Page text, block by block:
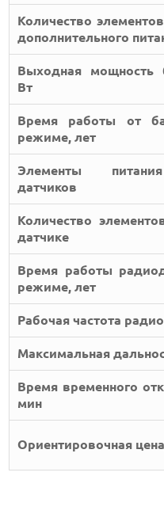
Количество
дополнительного
Выходная мощность
Вт
Время работы от
режиме, лет
Элементы
датчиков
Количество
датчике
Время работы
режиме, лет
Рабочая частота
Максимальная
Время временного
мин
Ориентировочная